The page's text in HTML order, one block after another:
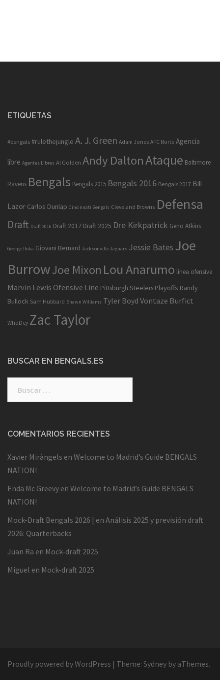
ETIQUETAS
#bengals #rulethejungle A. J. Green Adam Jones AFC Norte Agencia
libre Agentes Libres Al Golden Andy DaltonAtaque Baltimore
Ravens Bengals Bengals 2015 Bengals 2016 Bengals 2017 Bill
Lazor Carlos Dunlap Cincinnati Bengals Cleveland Browns Defensa
Draft Draft 2016 Draft 2017 Draft 2025 Dre Kirkpatrick Geno Atkins
George Iloka Giovani Bernard Jacksonville Jaguars Jessie Bates Joe
BurrowJoe Mixon Lou Anarumo línea ofensiva
Marvin Lewis Ofensive Line Pittsburgh Steelers Playoffs Randy
Bullock Sam Hubbard Shawn Williams Tyler Boyd Vontaze Burfict
WhoDey Zac Taylor
BUSCAR EN BENGALS.ES
COMENTARIOS RECIENTES
Xavier Miràngels en Welcome to Madrid’s Guide BENGALS
NATION!
Enda Mc Greevy en Welcome to Madrid’s Guide BENGALS
NATION!
Mock-Draft Bengals 2026 | en Análisis 2025 y previsión draft
2026: Quarterbacks
Juan Ra en Mock-draft 2025
Miguel en Mock-draft 2025
Proudly powered by WordPress | Theme: Sydney by aThemes.